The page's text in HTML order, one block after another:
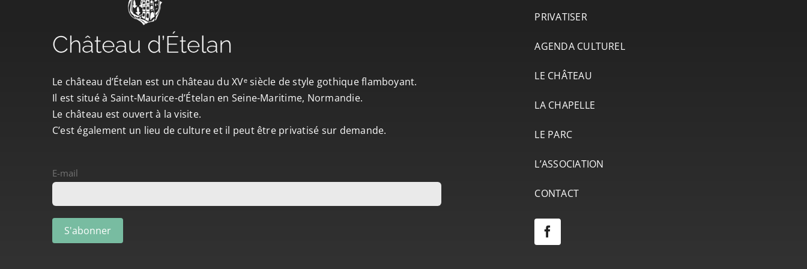
Le château d’Ételan est un château du XVᵉ siècle de style gothique flamboyant.
Il est situé à Saint-Maurice-d’Ételan en Seine-Maritime, Normandie.
Le château est ouvert à la visite.
C’est également un lieu de culture et il peut être privatisé sur demande.
E-mail
PRIVATISER
AGENDA CULTUREL
LE CHÂTEAU
LA CHAPELLE
LE PARC
L’ASSOCIATION
CONTACT